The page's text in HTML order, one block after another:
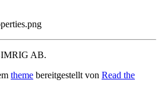
AB.
theme bereitgestellt von Read the